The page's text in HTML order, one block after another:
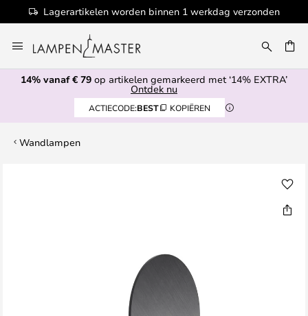
Lagerartikelen worden binnen 1 werkdag verzonden
naar
de
inhoud
14% vanaf € 79 op artikelen gemarkeerd met ‘14% EXTRA’
Ontdek nu
ACTIECODE:BEST KOPIËREN
Wandlampen